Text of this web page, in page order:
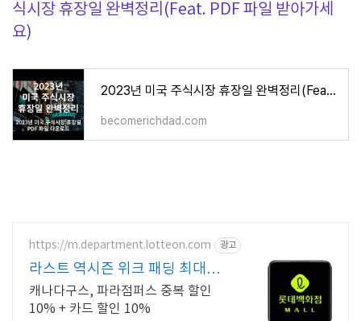
식시장 휴장일 완벽정리(Feat. PDF 파일 받아가세
요)
2023년 미국 주식시장 휴장일 완벽정리(Feat. PDF 파일 받아가세요)
becomerichdad.com
https://m.department.lotteon.com 광고
라스트 역시즌 위크 패딩 최대
74% 할인
캐나다구스, 파라점퍼스 중복 할인
10% + 카드 할인 10%